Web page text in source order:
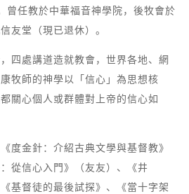
曾任教於中華福音神學院，後牧會於
友堂（現已退休）。
四處講道造就教會，世界各地、網
牧師的神學以「信心」為思想核
關心個人或群體對上帝的信心如
度金針：介紹古典文學與基督教》
從信心入門》（友友）、《井
基督徒的最後試探》、《當十字架